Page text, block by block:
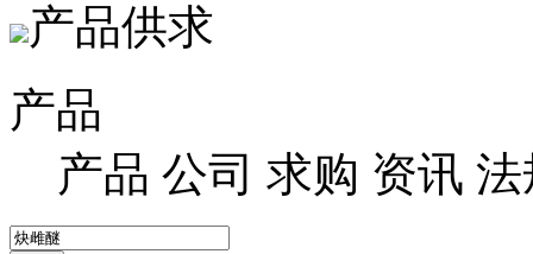
产品供求
产品
产品 公司 求购 资讯 法